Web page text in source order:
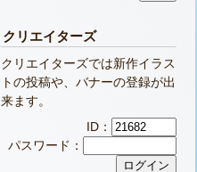
クリエイターズ
クリエイターズでは新作イラス
トの投稿や、バナーの登録が出
来ます。
ID：
パスワード：